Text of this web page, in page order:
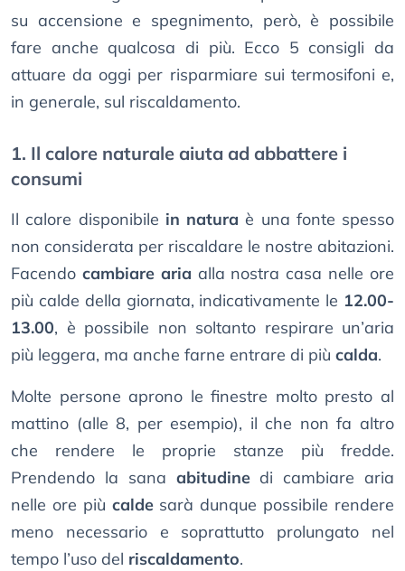
su accensione e spegnimento, però, è possibile
fare anche qualcosa di più. Ecco 5 consigli da
attuare da oggi per risparmiare sui termosifoni e,
in generale, sul riscaldamento.
1. Il calore naturale aiuta ad abbattere i
consumi
Il calore disponibile in natura è una fonte spesso
non considerata per riscaldare le nostre abitazioni.
Facendo cambiare aria alla nostra casa nelle ore
più calde della giornata, indicativamente le 12.00-
13.00, è possibile non soltanto respirare un’aria
più leggera, ma anche farne entrare di più calda.
Molte persone aprono le finestre molto presto al
mattino (alle 8, per esempio), il che non fa altro
che rendere le proprie stanze più fredde.
Prendendo la sana abitudinedi cambiare aria
nelle ore più caldesarà dunque possibile rendere
meno necessario e soprattutto prolungato nel
tempo l’uso del riscaldamento.